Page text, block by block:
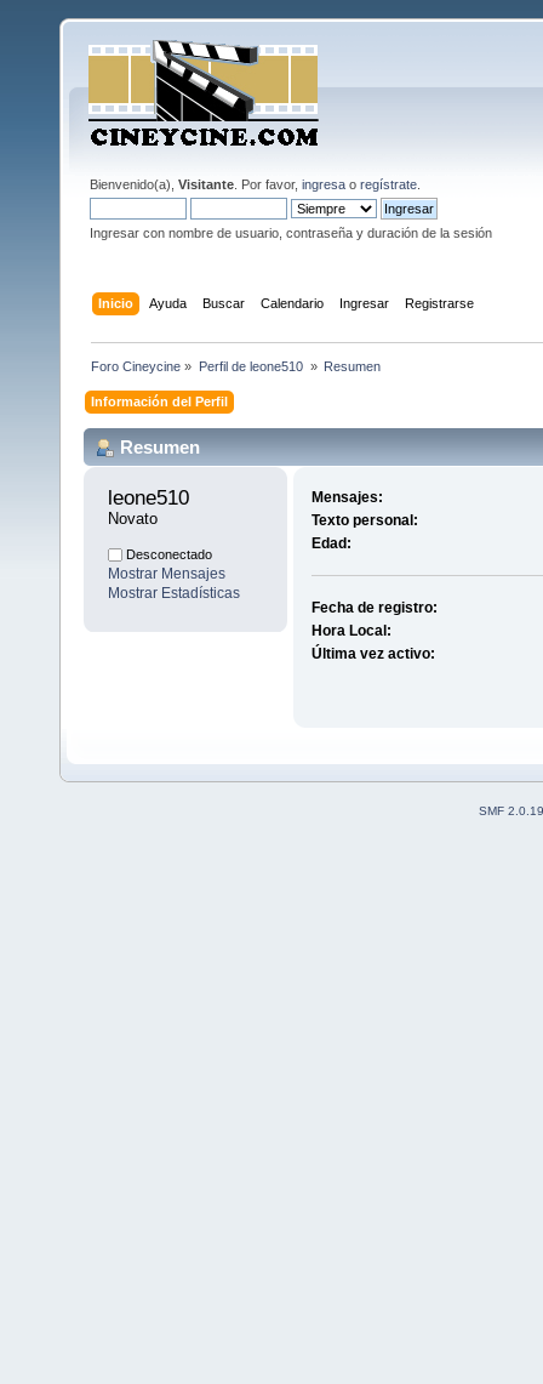
Bienvenido(a), Visitante . Por favor, ingresa o regístrate
Ingresar con nombre de usuario, contraseña y duración de la sesión
Inicio Ayuda Buscar Calendario Ingresar Registrarse
Foro Cineycine » Perfil de leone510 » Resumen
Información del Perfil
Resumen
leone510
Novato
Desconectado
Mostrar Mensajes
Mostrar Estadísticas
Mensajes:
Texto personal:
Edad:
Fecha de registro:
Hora Local:
Última vez activo:
SMF 2.0.19